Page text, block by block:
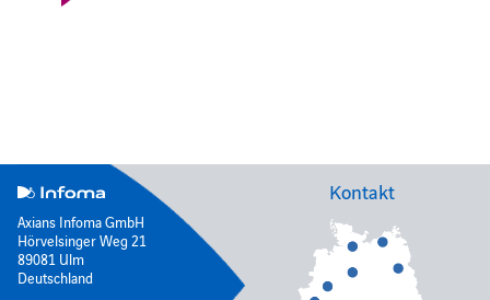
Axians Infoma GmbH
Hörvelsinger Weg 21
89081 Ulm
Deutschland
Kontakt